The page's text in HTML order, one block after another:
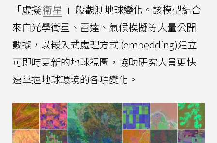
「虛擬衛星 」般觀測地球變化。該模型結合
來自光學衛星、雷達、氣候模擬等大量公開
數據，以嵌入式處理方式 (embedding)建立
可即時更新的地球視圖，協助研究人員更快
速掌握地球環境的各項變化。